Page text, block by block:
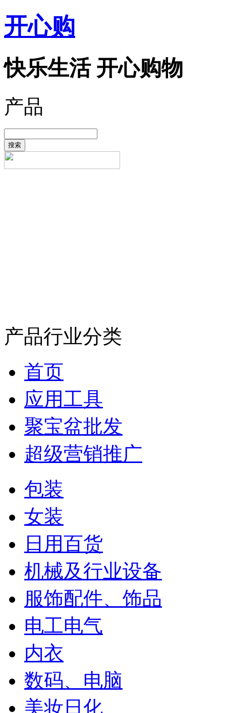
开心购
快乐生活 开心购物
产品
搜索
产品行业分类
首页
应用工具
聚宝盆批发
超级营销推广
包装
女装
日用百货
机械及行业设备
服饰配件、饰品
电工电气
内衣
数码、电脑
美妆日化